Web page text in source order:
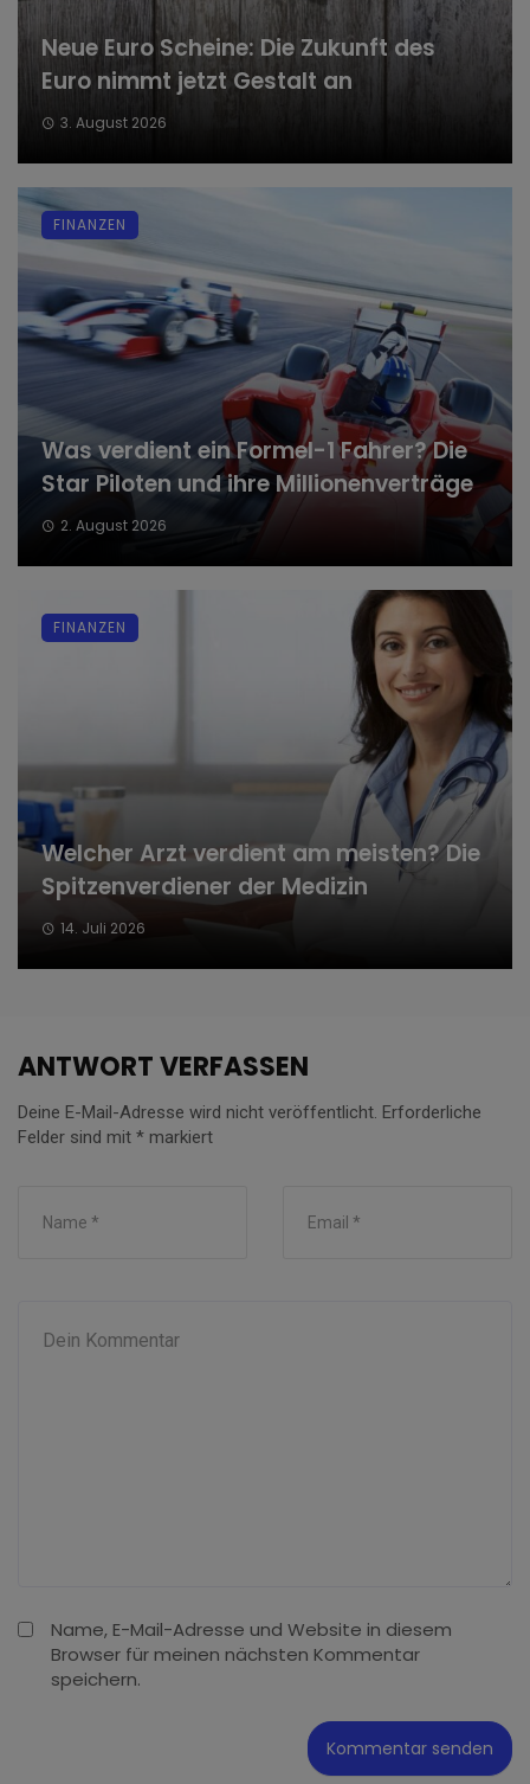
Neue Euro Scheine: Die Zukunft des
Euro nimmt jetzt Gestalt an
3. August 2026
Was verdient ein Formel-1 Fahrer? Die
Star Piloten und ihre Millionenverträge
2. August 2026
FINANZEN
Welcher Arzt verdient am meisten? Die
Spitzenverdiener der Medizin
14. Juli 2026
FINANZEN
ANTWORT VERFASSEN
Deine E-Mail-Adresse wird nicht veröffentlicht. Erforderliche
Felder sind mit * markiert
Name, E-Mail-Adresse und Website in diesem
Browser für meinen nächsten Kommentar
speichern.